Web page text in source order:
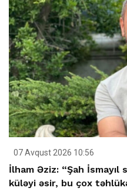
07 Avqust 2026 10:56
İlham Əziz: “Şah
küləyi əsir, bu çox